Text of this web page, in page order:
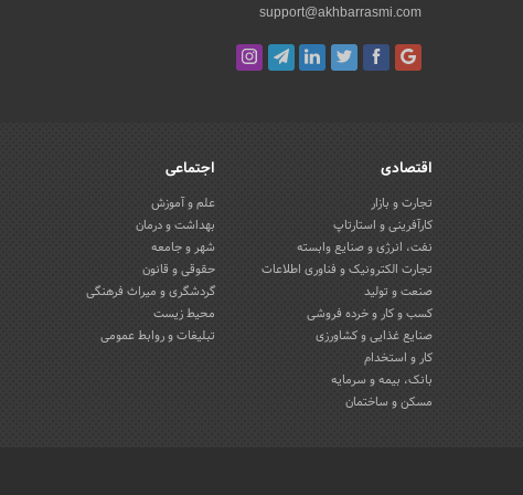
support@akhbarrasmi.com
اقتصادی
تجارت و بازار
کارآفرینی و استارتاپ
نفت، انرژی و صنایع وابسته
تجارت الکترونیک و فناوری اطلاعات
صنعت و تولید
کسب و کار و خرده فروشی
صنایع غذایی و کشاورزی
کار و استخدام
بانک، بیمه و سرمایه
مسکن و ساختمان
اجتماعی
علم و آموزش
بهداشت و درمان
شهر و جامعه
حقوقی و قانون
گردشگری و میراث فرهنگی
محیط زیست
تبلیغات و روابط عمومی